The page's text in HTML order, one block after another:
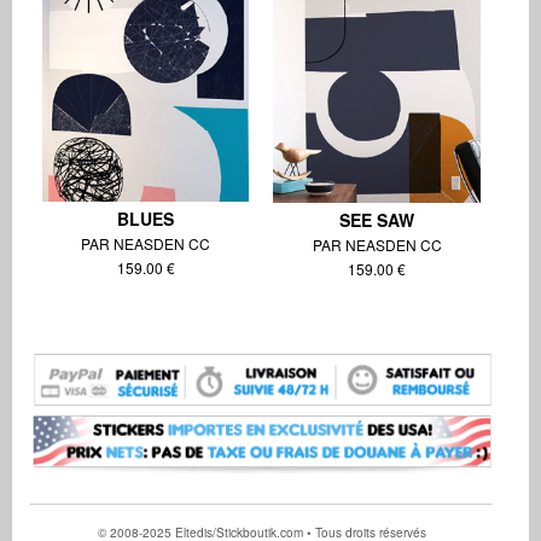
BLUES
PAR NEASDEN CC
159.00 €
SEE SAW
PAR NEASDEN CC
159.00 €
© 2008-2025 Eltedis/Stickboutik.com • Tous droits réservés